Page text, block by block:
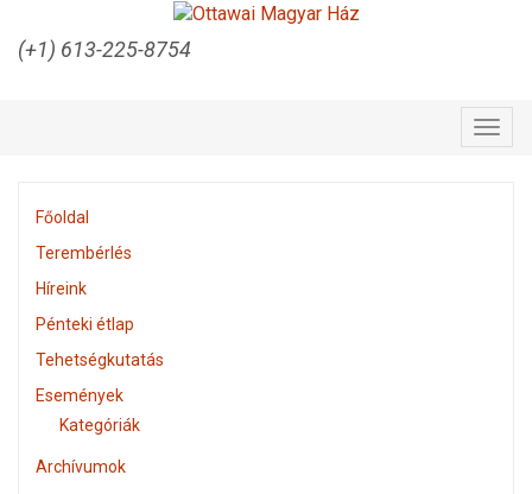
(+1) 613-225-8754
Főoldal
Terembérlés
Híreink
Pénteki étlap
Tehetségkutatás
Események
Kategóriák
Archívumok